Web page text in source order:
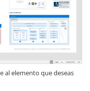
al elemento que deseas